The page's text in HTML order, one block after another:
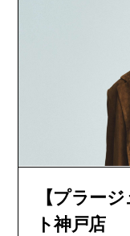
【プラー
ト神戸店